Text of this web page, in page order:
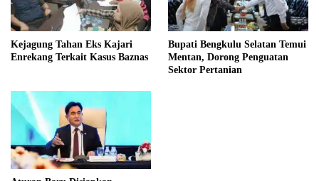
Kejagung Tahan Eks Kajari
Enrekang Terkait Kasus Baznas
Bupati Bengkulu Selatan Temui
Mentan, Dorong Penguatan
Sektor Pertanian